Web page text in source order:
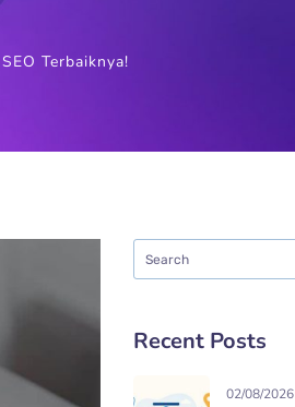
Terbaiknya!
Recent Posts
02/08/2026